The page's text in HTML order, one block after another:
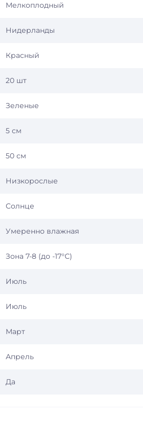
Мелкоплодный
Нидерланды
Красный
20 шт
Зеленые
5 см
50 см
Низкорослые
Солнце
Умеренно влажная
Зона 7-8 (до -17°С)
Июль
Июль
Март
Апрель
Да